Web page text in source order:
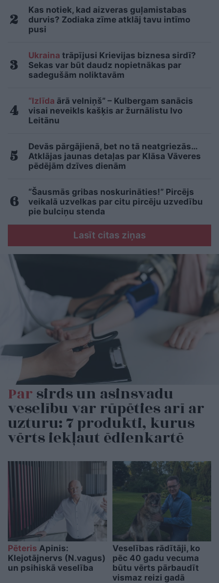
Kas notiek, kad aizveras guļamistabas
durvis? Zodiaka zīme atklāj tavu intīmo
pusi
Ukraina trāpījusi Krievijas biznesa sirdī?
Sekas var būt daudz nopietnākas par
sadegušām noliktavām
“Izlīda ārā velniņš” – Kulbergam sanācis
visai neveikls kašķis ar žurnālistu Ivo
Leitānu
Devās pārgājienā, bet no tā neatgriezās…
Atklājas jaunas detaļas par Klāsa Vāveres
pēdējām dzīves dienām
“Šausmās gribas noskurināties!” Pircējs
veikalā uzvelkas par citu pircēju uzvedību
pie bulciņu stenda
Lasīt citas ziņas
Parsirds un asinsvadu
veselību var rūpēties arī ar
uzturu: 7 produkti, kurus
vērts iekļaut ēdienkartē
Pēteris Apinis:
Klejotājnervs (N.vagus)
un psihiskā veselība
Veselības rādītāji, ko
pēc 40 gadu vecuma
būtu vērts pārbaudīt
vismaz reizi gadā